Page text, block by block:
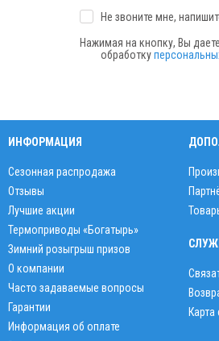
Не звоните мне,
Нажимая на кнопку, Вы
обработку
ИНФОРМАЦИЯ
Сезонная распродажа
Отзывы
Лучшие акции
Термоприводы «Богатырь»
Зимний розыгрыш призов
О компании
Часто задаваемые вопросы
Гарантии
Информация об оплате
Карта